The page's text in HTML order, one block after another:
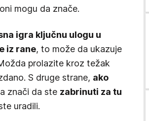
mogu da znače.
igra ključnu ulogu u
iz rane, to može da ukazuje
prolazite kroz težak
S druge strane, ako
znači da ste zabrinuti za tu
uradili.